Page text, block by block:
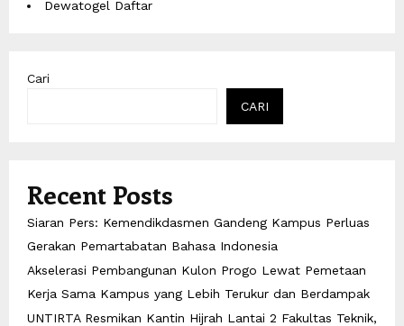
Dewatogel Daftar
Cari
CARI
Recent Posts
Siaran Pers: Kemendikdasmen Gandeng Kampus Perluas
Gerakan Pemartabatan Bahasa Indonesia
Akselerasi Pembangunan Kulon Progo Lewat Pemetaan
Kerja Sama Kampus yang Lebih Terukur dan Berdampak
UNTIRTA Resmikan Kantin Hijrah Lantai 2 Fakultas Teknik,